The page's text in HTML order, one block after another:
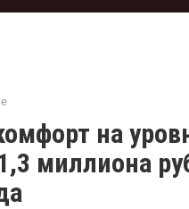
на
миллиона